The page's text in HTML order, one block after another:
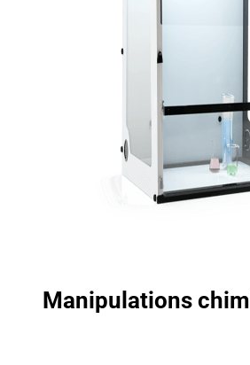
Manipulations